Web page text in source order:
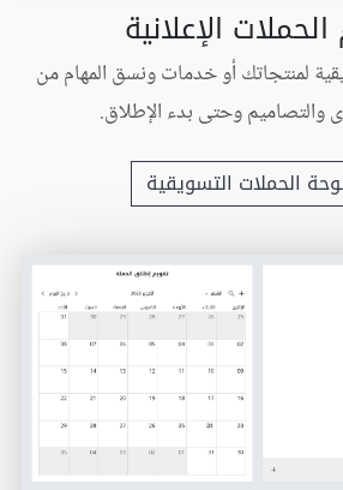
الإعلانية
لمنتجاتك أو خدمات ونسق المهام من
والتصاميم وحتى بدء الإطلاق.
الحملات التسويقية